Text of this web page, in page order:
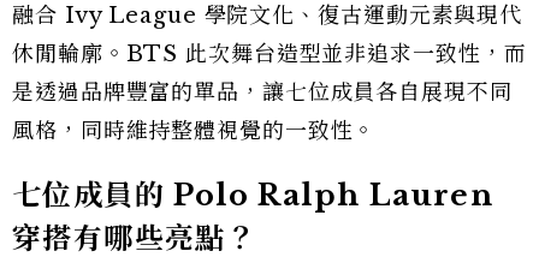
融合 Ivy League 學院文化、復古運動元素與現代
休閒輪廓。BTS 此次舞台造型並非追求一致性，而
是透過品牌豐富的單品，讓七位成員各自展現不同
風格，同時維持整體視覺的一致性。
七位成員的 Polo Ralph Lauren
穿搭有哪些亮點？